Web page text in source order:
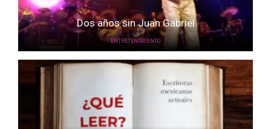
Dos años sin Juan Gabriel
ENTRETENIMIENTO